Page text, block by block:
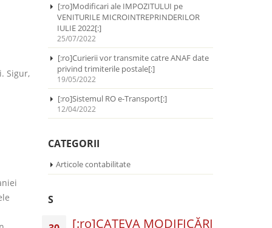
Sigur,
[:ro]Modificari ale IMPOZITULUI pe
VENITURILE MICROINTREPRINDERILOR
IULIE 2022[:]
25/07/2022
[:ro]Curierii vor transmite catre ANAF date
privind trimiterile postale[:]
19/05/2022
[:ro]Sistemul RO e-Transport[:]
12/04/2022
CATEGORII
Articole contabilitate
S
[:ro]CATEVA MODIFICĂRI